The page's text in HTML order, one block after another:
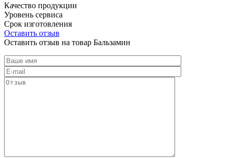
Качество продукции
Уровень сервиса
Срок изготовления
Оставить отзыв
Оставить отзыв на товар Бальзамин